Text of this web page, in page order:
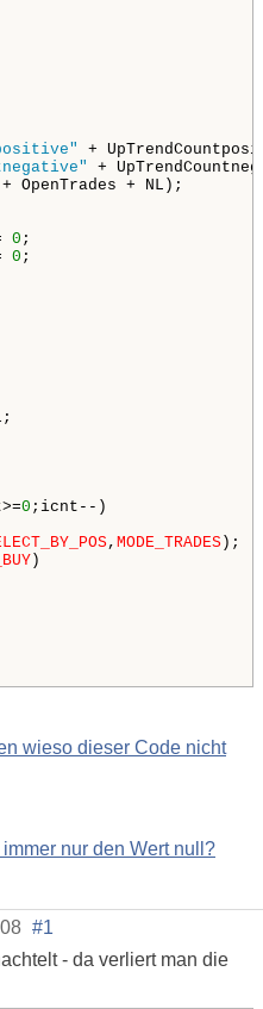
+
+
+ OpenTrades + NL);
0 ;
0 ;
0 ;icnt--)
, MODE_TRADES );
)
wieso dieser Code nicht
nur den Wert null?
#1
- da verliert man die